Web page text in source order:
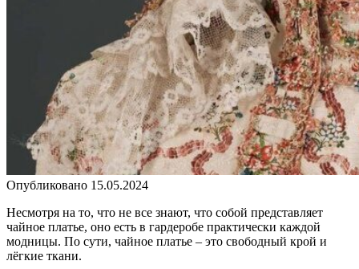
Опубликовано 15.05.2024
Несмотря на то, что не все знают, что собой представляет
чайное платье, оно есть в гардеробе практически каждой
модницы. По сути, чайное платье – это свободный крой и
лёгкие ткани.